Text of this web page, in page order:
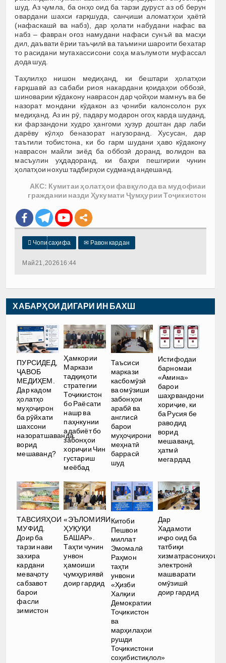
шуд. Аз ҷумла, ба онҳо оид ба тарзи дуруст аз об берун
овардани шахси ғарқшуда, санҷиши аломатҳои ҳаётӣ
(нафаскашӣ ва набз), дар ҳолати набудани нафас ва
набз – фавран оғоз намудани нафаси сунъӣ ва масҳи
дил, даъвати ёрии таъҷилӣ ва таъмини шароити бехатар
то расидани мутахассисони соҳа маълумоти муфассал
дода шуд.
Таҳлилҳо нишон медиҳанд, ки бештари ҳолатҳои
ғарқшавӣ аз сабаби риоя накардани қоидаҳои оббозӣ,
шиноварии кӯдакону наврасон дар ҷойҳои мамнуъ ва бе
назорат мондани кӯдакон аз ҷониби калонсолон рух
медиҳанд. Аз ин рӯ, падару модарон огоҳ карда шуданд,
ки фарзандони худро ҳангоми ҳузур доштан дар лаби
дарёву кӯлҳо беназорат нагузоранд. Хусусан, дар
таътили тобистона, ки бо гарм шудани ҳаво кӯдакону
наврасон майли зиёд ба оббозӣ доранд, волидон ва
масъулин уҳдадоранд, ки баҳри пешгирии чунин
ҳолатҳои нохуш тадбирҳои судманд андешанд.
АКС: Кумитаи ҳолатҳои фавқулода ва мудофиаи
граждании назди Ҳукумати Ҷумҳурии Тоҷикистон
 Чопи саҳифа ✉ Равон кардан
Май 21, 2026 16:44
ХАБАРҲОИ ДИГАРИ ИН БАХШ
ПУРСИДЕД,
ҶАВОБ
МЕДИҲЕМ.
Дар кадом
ҳолатҳо
муҳоҷирон
ба рӯйхати
шахсони
назоратшаванда
ворид
мешаванд?
Ҳамкории
Маркази
тадқиқоти
стратегии
Тоҷикистон
бо Раёсати
нашр ва
паҳнкунии
адабиёт бо
забонҳои
хориҷии Чин
густариш
меёбад
Таъсиси
маркази
касбомӯзӣ
ва омӯзиши
забонҳои
арабӣ ва
англисӣ
барои
муҳоҷирони
меҳнатӣ
баррасӣ
шуд
Истифодаи
барномаи
«Амина»
барои
шаҳрвандони
хориҷие, ки
ба Русия бе
раводид
ворид
мешаванд,
ҳатмӣ
мегардад
ТАВСИЯҲОИ
МУФИД.
Доир ба
тарзи нави
захира
кардани
меваҷоту
сабзавот
барои
фасли
зимистон
«ЭЪЛОМИЯИ
ҲУҚУҚИ
БАШАР».
Таҳти чунин
унвон
ҳамоиши
ҷумҳуриявӣ
доир гардид
Китоби
Пешвои
миллат
Эмомалӣ
Раҳмон
таҳти
унвони
«Ҳизби
Халқии
Демократии
Тоҷикистон
ва
марҳилаҳои
рушди
Тоҷикистони
соҳибистиқлол»
Дар
Хадамоти
иҷро оид ба
татбиқи
хизматрасониҳои
электронӣ
машварати
омӯзишӣ
доир гардид